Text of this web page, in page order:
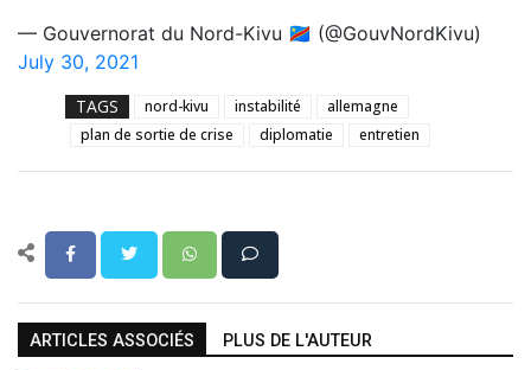
— Gouvernorat du Nord-Kivu 🇨🇩 (@GouvNordKivu)
July 30, 2021
TAGS nord-kivu instabilité
allemagne
plan de sortie de crise
diplomatie entretien
ARTICLES ASSOCIÉS PLUS DE L'AUTEUR